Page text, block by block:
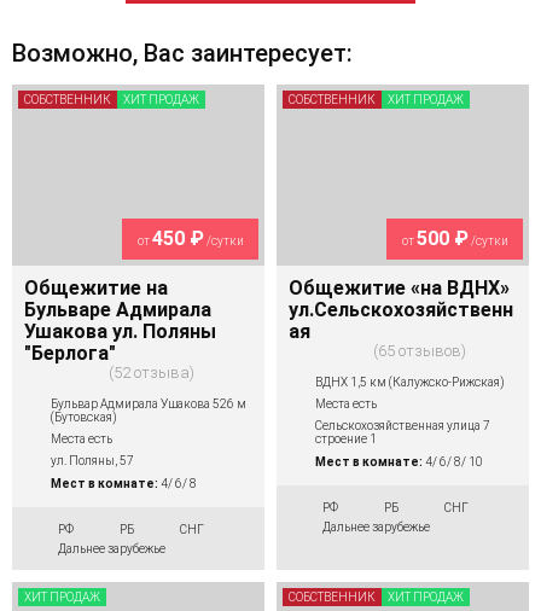
Возможно, Вас заинтересует:
от450 ₽/сутки
Общежитие на
Бульваре Адмирала
Ушакова ул. Поляны
"Берлога"
52 отзыва
Бульвар Адмирала Ушакова 526 м
(Бутовская)
Места есть
ул. Поляны, 57
Мест в комнате: 4/ 6/ 8
РФ РБ
СНГ
Дальнее зарубежье
СОБСТВЕННИК ХИТ ПРОДАЖ
от500 ₽/сутки
Общежитие «на ВДНХ»
ул.Сельскохозяйственн
ая
65 отзывов
ВДНХ 1,5 км (Калужско-Рижская)
Места есть
Сельскохозяйственная улица 7
строение 1
Мест в комнате: 4/ 6/ 8/ 10
РФ РБ
СНГ
Дальнее зарубежье
СОБСТВЕННИК ХИТ ПРОДАЖ
ХИТ ПРОДАЖ СОБСТВЕННИК ХИТ ПРОДАЖ